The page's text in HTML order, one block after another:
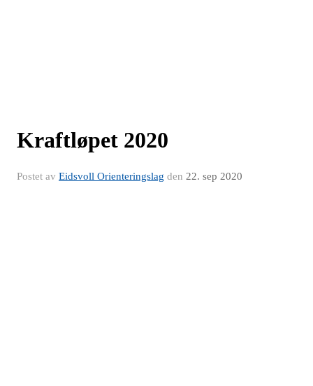
Kraftløpet 2020
Postet av Eidsvoll Orienteringslag den 22. sep 2020